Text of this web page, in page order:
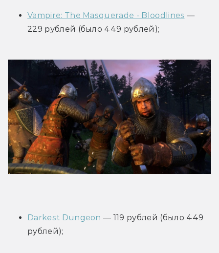
Vampire: The Masquerade - Bloodlines —
229 рублей (было 449 рублей);
Darkest Dungeon — 119 рублей (было 449
рублей);